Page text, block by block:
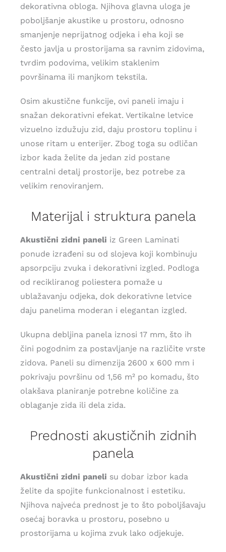
dekorativna obloga. Njihova glavna uloga je
poboljšanje akustike u prostoru, odnosno
smanjenje neprijatnog odjeka i eha koji se
često javlja u prostorijama sa ravnim zidovima,
tvrdim podovima, velikim staklenim
površinama ili manjkom tekstila.
Osim akustične funkcije, ovi paneli imaju i
snažan dekorativni efekat. Vertikalne letvice
vizuelno izdužuju zid, daju prostoru toplinu i
unose ritam u enterijer. Zbog toga su odličan
izbor kada želite da jedan zid postane
centralni detalj prostorije, bez potrebe za
velikim renoviranjem.
Materijal i struktura panela
Akustični zidni paneli iz Green Laminati
ponude izrađeni su od slojeva koji kombinuju
apsorpciju zvuka i dekorativni izgled. Podloga
od recikliranog poliestera pomaže u
ublažavanju odjeka, dok dekorativne letvice
daju panelima moderan i elegantan izgled.
Ukupna debljina panela iznosi 17 mm, što ih
čini pogodnim za postavljanje na različite vrste
zidova. Paneli su dimenzija 2600 x 600 mm i
pokrivaju površinu od 1,56 m² po komadu, što
olakšava planiranje potrebne količine za
oblaganje zida ili dela zida.
Prednosti akustičnih zidnih
panela
Akustični zidni paneli su dobar izbor kada
želite da spojite funkcionalnost i estetiku.
Njihova najveća prednost je to što poboljšavaju
osećaj boravka u prostoru, posebno u
prostorijama u kojima zvuk lako odjekuje.